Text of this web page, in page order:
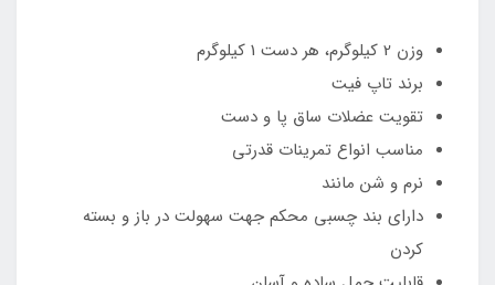
وزن 2 کیلوگرم، هر دست 1 کیلوگرم
برند تاپ فیت
تقویت عضلات ساق پا و دست
مناسب انواع تمرینات قدرتی
نرم و شن مانند
دارای بند چسبی محکم جهت سهولت در باز و بسته
کردن